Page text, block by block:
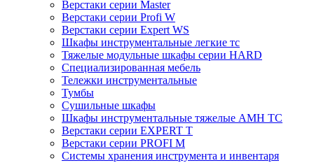
Верстаки серии Master
Верстаки серии Profi W
Верстаки серии Expert WS
Шкафы инструментальные легкие тс
Тяжелые модульные шкафы серии HARD
Cпециализированная мебель
Тележки инструментальные
Тумбы
Cушильные шкафы
Шкафы инструментальные тяжелые AMH TC
Верстаки серии EXPERT T
Верстаки серии PROFI M
Системы хранения инструмента и инвентаря